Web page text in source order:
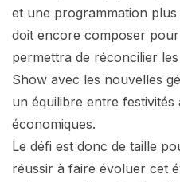
et une programmation plus
doit encore composer
permettra de réconcilier
Show avec les nouvelles
un équilibre entre festivités
économiques.
Le défi est donc de taille
réussir à faire évoluer cet